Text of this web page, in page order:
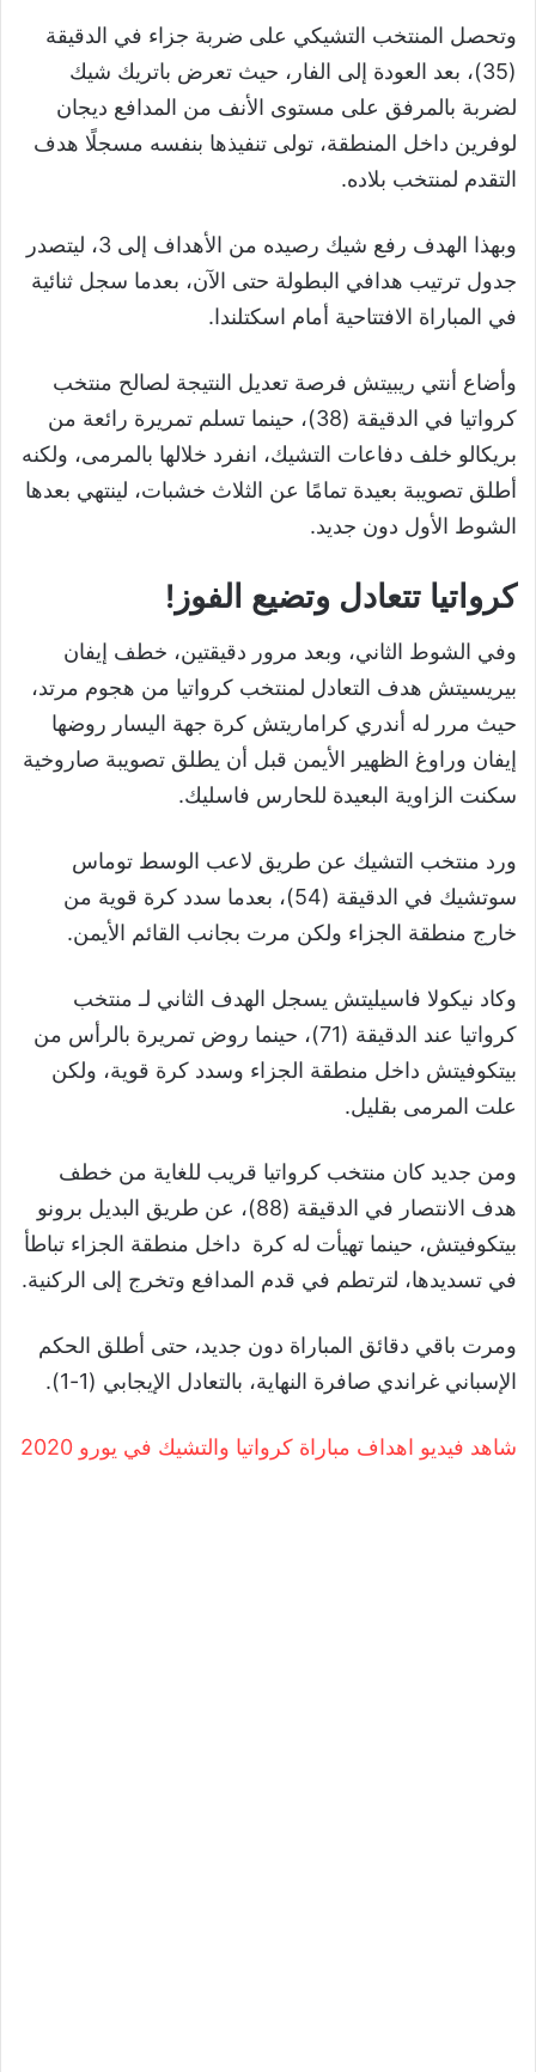
وتحصل المنتخب التشيكي على ضربة جزاء في الدقيقة
(35)، بعد العودة إلى الفار، حيث تعرض باتريك شيك
لضربة بالمرفق على مستوى الأنف من المدافع ديجان
لوفرين داخل المنطقة، تولى تنفيذها بنفسه مسجلًا هدف
التقدم لمنتخب بلاده.
وبهذا الهدف رفع شيك رصيده من الأهداف إلى 3، ليتصدر
جدول ترتيب هدافي البطولة حتى الآن، بعدما سجل ثنائية
في المباراة الافتتاحية أمام اسكتلندا.
وأضاع أنتي ريبيتش فرصة تعديل النتيجة لصالح منتخب
كرواتيا في الدقيقة (38)، حينما تسلم تمريرة رائعة من
بريكالو خلف دفاعات التشيك، انفرد خلالها بالمرمى، ولكنه
أطلق تصويبة بعيدة تمامًا عن الثلاث خشبات، لينتهي بعدها
الشوط الأول دون جديد.
كرواتيا تتعادل وتضيع الفوز!
وفي الشوط الثاني، وبعد مرور دقيقتين، خطف إيفان
بيريسيتش هدف التعادل لمنتخب كرواتيا من هجوم مرتد،
حيث مرر له أندري كراماريتش كرة جهة اليسار روضها
إيفان وراوغ الظهير الأيمن قبل أن يطلق تصويبة صاروخية
سكنت الزاوية البعيدة للحارس فاسليك.
ورد منتخب التشيك عن طريق لاعب الوسط توماس
سوتشيك في الدقيقة (54)، بعدما سدد كرة قوية من
خارج منطقة الجزاء ولكن مرت بجانب القائم الأيمن.
وكاد نيكولا فاسيليتش يسجل الهدف الثاني لـ منتخب
كرواتيا عند الدقيقة (71)، حينما روض تمريرة بالرأس من
بيتكوفيتش داخل منطقة الجزاء وسدد كرة قوية، ولكن
علت المرمى بقليل.
ومن جديد كان منتخب كرواتيا قريب للغاية من خطف
هدف الانتصار في الدقيقة (88)، عن طريق البديل برونو
بيتكوفيتش، حينما تهيأت له كرة داخل منطقة الجزاء تباطأ
في تسديدها، لترتطم في قدم المدافع وتخرج إلى الركنية.
ومرت باقي دقائق المباراة دون جديد، حتى أطلق الحكم
الإسباني غراندي صافرة النهاية، بالتعادل الإيجابي (1-1).
شاهد فيديو اهداف مباراة كرواتيا والتشيك في يورو 2020